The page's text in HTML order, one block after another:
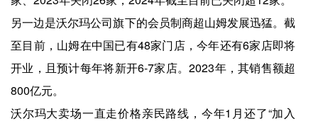
另一边是沃尔玛公司旗下的会员制商超山姆发展迅猛。截
至目前，山姆在中国已有48家门店，今年还有6家店即将
开业，且预计每年将新开6-7家店。2023年，其销售额超
800亿元。
沃尔玛大卖场一直走价格亲民路线，今年1月还了“加入